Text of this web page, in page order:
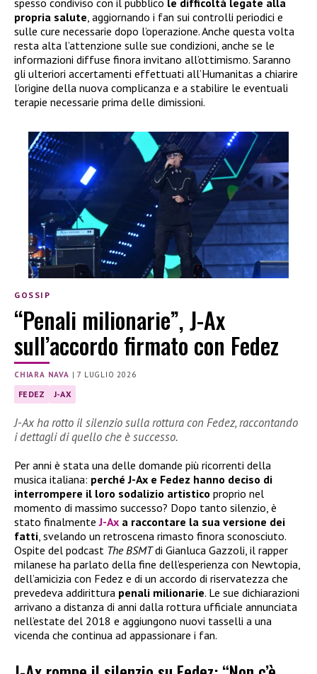
spesso condiviso con il pubblico le difficoltà legate alla
propria salute, aggiornando i fan sui controlli periodici e
sulle cure necessarie dopo l’operazione. Anche questa volta
resta alta l’attenzione sulle sue condizioni, anche se le
informazioni diffuse finora invitano all’ottimismo. Saranno
gli ulteriori accertamenti effettuati all’Humanitas a chiarire
l’origine della nuova complicanza e a stabilire le eventuali
terapie necessarie prima delle dimissioni.
GOSSIP
“Penali milionarie”, J-Ax
sull’accordo firmato con Fedez
CHIARA NAVA |7 LUGLIO 2026
FEDEZ J-AX
J-Ax ha rotto il silenzio sulla rottura con Fedez, raccontando
i dettagli di quello che è successo.
Per anni è stata una delle domande più ricorrenti della
musica italiana: perché J-Ax e Fedez hanno deciso di
interrompere il loro sodalizio artistico proprio nel
momento di massimo successo? Dopo tanto silenzio, è
stato finalmenteJ-Ax a raccontare la sua versione dei
fatti, svelando un retroscena rimasto finora sconosciuto.
Ospite del podcast The BSMTdi Gianluca Gazzoli, il rapper
milanese ha parlato della fine dell’esperienza con Newtopia,
dell’amicizia con Fedez e di un accordo di riservatezza che
prevedeva addirittura penali milionarie. Le sue dichiarazioni
arrivano a distanza di anni dalla rottura ufficiale annunciata
nell’estate del 2018 e aggiungono nuovi tasselli a una
vicenda che continua ad appassionare i fan.